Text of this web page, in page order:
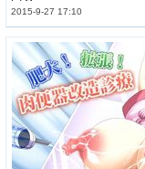
2015-9-27 17:10